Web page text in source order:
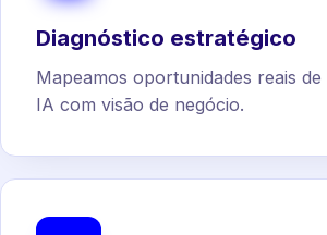
Diagnóstico estratégico
Mapeamos oportunidades reais de
IA com visão de negócio.